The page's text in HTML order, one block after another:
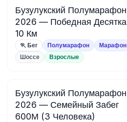
Бузулукский Полумарафон
2026 — Победная Десятка
10 Км
🏃 Бег Полумарафон Марафон
Шоссе Взрослые
Бузулукский Полумарафон
2026 — Семейный Забег
600М (3 Человека)